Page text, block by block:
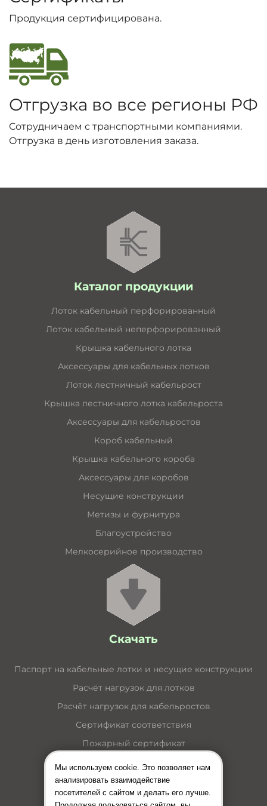
Продукция сертифицирована.
Отгрузка во все регионы РФ
Сотрудничаем с транспортными компаниями.
Отгрузка в день изготовления заказа.
Каталог продукции
Лоток кабельный перфорированный
Лоток кабельный неперфорированный
Крышка кабельного лотка
Аксессуары для кабельных лотков
Лоток лестничный кабельрост
Крышка лестничного лотка кабельроста
Аксессуары для кабельростов
Короб кабельный
Крышка кабельного короба
Аксессуары для коробов
Несущие конструкции
Метизы и фурнитура
Благоустройство
Мелкосерийное производство
Скачать
Паспорт на кабельные лотки и несущие конструкции
Расчёт нагрузок для лотков
Расчёт нагрузок для кабельростов
Сертификат соответствия
Пожарный сертификат
Каталог кабельные лотки
Каталог лестничные лотки
Каталог кабельные короба
Мы используем cookie. Это позволяет нам
анализировать взаимодействие
посетителей с сайтом и делать его лучше.